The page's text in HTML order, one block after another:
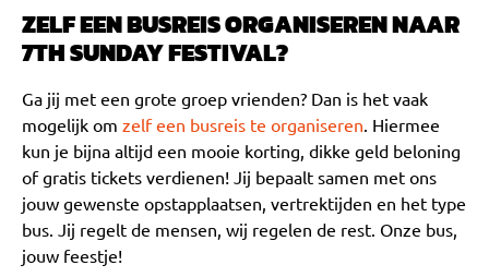
ZELF EEN BUSREIS ORGANISEREN NAAR
7TH SUNDAY FESTIVAL?
Ga jij met een grote groep vrienden? Dan is het vaak
mogelijk om zelf een busreis te organiseren . Hiermee
kun je bijna altijd een mooie korting, dikke geld beloning
of gratis tickets verdienen! Jij bepaalt samen met ons
jouw gewenste opstapplaatsen, vertrektijden en het type
bus. Jij regelt de mensen, wij regelen de rest. Onze bus,
jouw feestje!